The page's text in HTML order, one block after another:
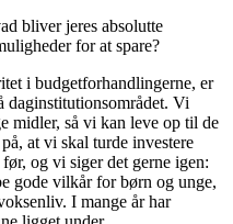
bliver jeres absolutte
for at spare?
i budgetforhandlingerne, er
daginstitutionsområdet. Vi
midler, så vi kan leve op til de
at vi skal turde investere
og vi siger det gerne igen:
gode vilkår for børn og unge,
I mange år har